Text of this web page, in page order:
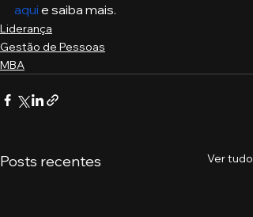
aqui e saiba mais.
Liderança
Gestão de Pessoas
MBA
Posts recentes Ver tudo